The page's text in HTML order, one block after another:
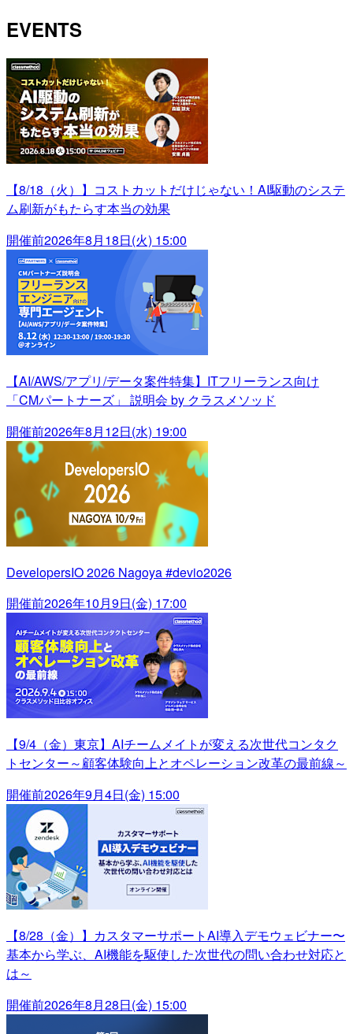
EVENTS
【8/18（火）】コストカットだけじゃない！AI駆動のシステ
ム刷新がもたらす本当の効果
開催前2026年8月18日(火) 15:00
【AI/AWS/アプリ/データ案件特集】ITフリーランス向け
「CMパートナーズ」 説明会 by クラスメソッド
開催前2026年8月12日(水) 19:00
DevelopersIO 2026 Nagoya #devio2026
開催前2026年10月9日(金) 17:00
【9/4（金）東京】AIチームメイトが変える次世代コンタク
トセンター～顧客体験向上とオペレーション改革の最前線～
開催前2026年9月4日(金) 15:00
【8/28（金）】カスタマーサポートAI導入デモウェビナー〜
基本から学ぶ、AI機能を駆使した次世代の問い合わせ対応と
は～
開催前2026年8月28日(金) 15:00